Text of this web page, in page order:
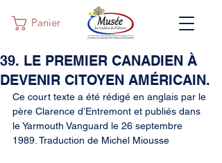
Panier
39. LE PREMIER CANADIEN À
DEVENIR CITOYEN AMÉRICAIN.
Ce court texte a été rédigé en anglais par le
père Clarence d’Entremont et publiés dans
le Yarmouth Vanguard le 26 septembre
1989. Traduction de Michel Miousse